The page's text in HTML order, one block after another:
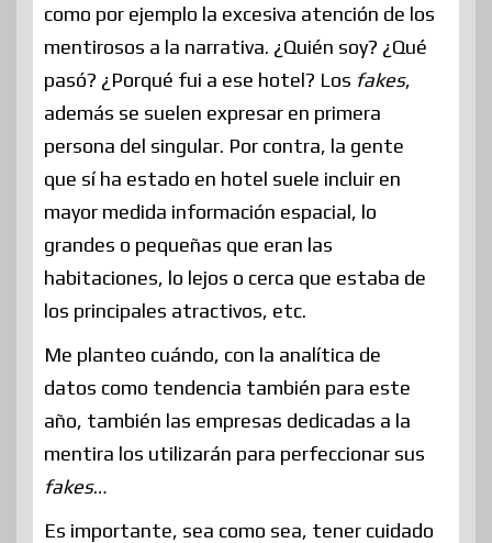
como por ejemplo la excesiva atención de los
mentirosos a la narrativa. ¿Quién soy? ¿Qué
pasó? ¿Porqué fui a ese hotel? Los fakes,
además se suelen expresar en primera
persona del singular. Por contra, la gente
que sí ha estado en hotel suele incluir en
mayor medida información espacial, lo
grandes o pequeñas que eran las
habitaciones, lo lejos o cerca que estaba de
los principales atractivos, etc.
Me planteo cuándo, con la analítica de
datos como tendencia también para este
año, también las empresas dedicadas a la
mentira los utilizarán para perfeccionar sus
fakes…
Es importante, sea como sea, tener cuidado